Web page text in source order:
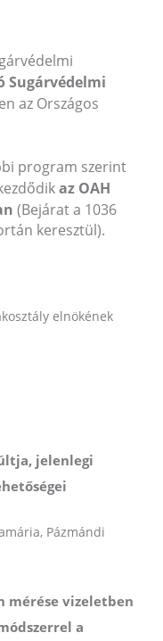
Sugárvédelmi
az Országos
program szerint
az OAH
(Bejárat a 1036
keresztül).
elnökének
jelenlegi
Pázmándi
mérése vizeletben
a